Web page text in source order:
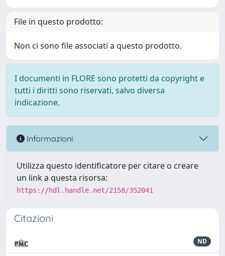
File in questo prodotto:
Non ci sono file associati a questo prodotto.
I documenti in FLORE sono protetti da copyright e
tutti i diritti sono riservati, salvo diversa
indicazione.
Informazioni
Utilizza questo identificatore per citare o creare
un link a questa risorsa:
https://hdl.handle.net/2158/352041
Citazioni
ND